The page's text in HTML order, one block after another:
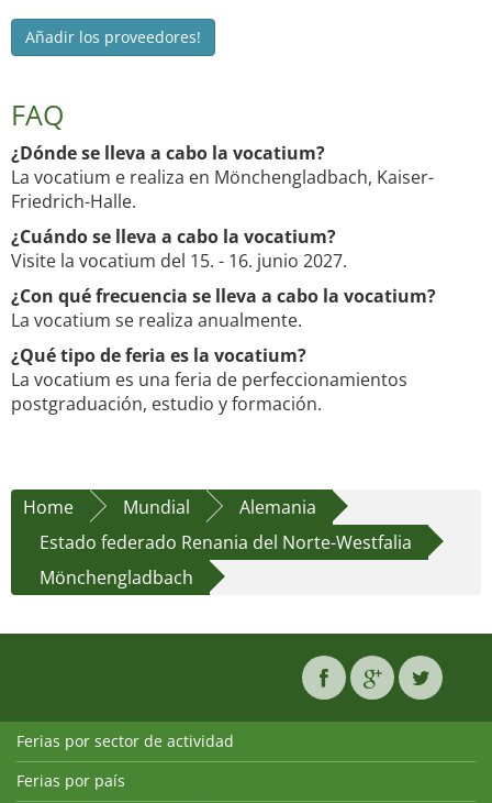
Añadir los proveedores!
FAQ
¿Dónde se lleva a cabo la vocatium?
La vocatium e realiza en Mönchengladbach, Kaiser-
Friedrich-Halle.
¿Cuándo se lleva a cabo la vocatium?
Visite la vocatium del 15. - 16. junio 2027.
¿Con qué frecuencia se lleva a cabo la vocatium?
La vocatium se realiza anualmente.
¿Qué tipo de feria es la vocatium?
La vocatium es una feria de perfeccionamientos
postgraduación, estudio y formación.
Home Mundial
Alemania
Estado federado Renania del Norte-Westfalia
Mönchengladbach
Ferias por sector de actividad
Ferias por país